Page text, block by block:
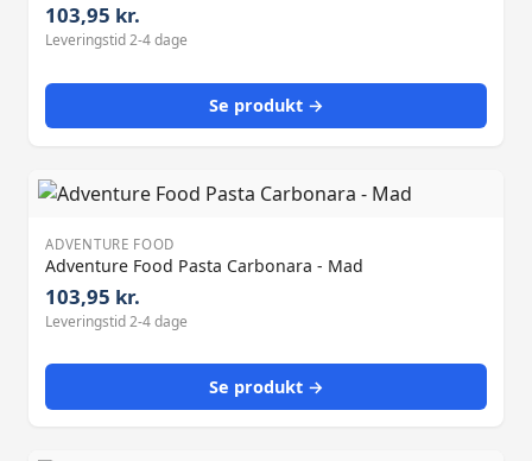
103,95 kr.
Leveringstid 2-4 dage
Se produkt →
ADVENTURE FOOD
Adventure Food Pasta Carbonara - Mad
103,95 kr.
Leveringstid 2-4 dage
Se produkt →